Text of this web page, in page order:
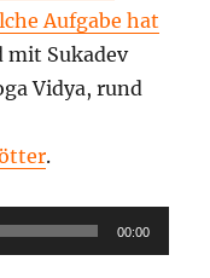
Aufgabe hat
mit Sukadev
Vidya, rund
.
00:00